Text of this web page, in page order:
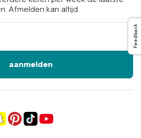
Afmelden kan altijd.
aanmelden
Feedback